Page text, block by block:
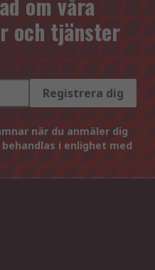
och tjänster
Registrera dig
när du anmäler dig
i enlighet med